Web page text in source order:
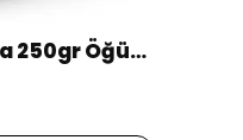
Filtre Kahve Kenya 250gr Öğütülmüş